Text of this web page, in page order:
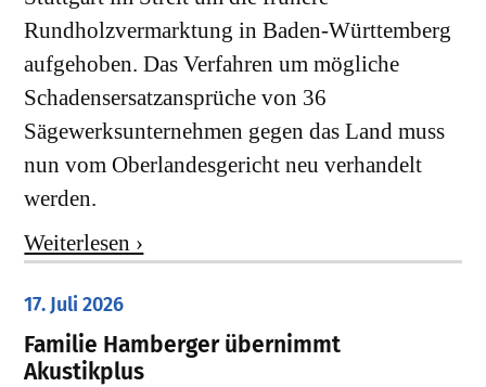
Rundholzvermarktung in Baden-Württemberg
aufgehoben. Das Verfahren um mögliche
Schadensersatzansprüche von 36
Sägewerksunternehmen gegen das Land muss
nun vom Oberlandesgericht neu verhandelt
werden.
Weiterlesen ›
17. Juli 2026
Familie Hamberger übernimmt
Akustikplus